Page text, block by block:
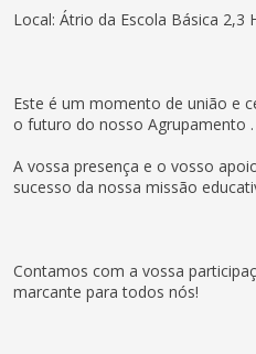
Local: Átrio da Escola Básica 2,3
Este é um momento de união e
o futuro do nosso Agrupamento .
A vossa presença e o vosso
sucesso da nossa missão
Contamos com a vossa
marcante para todos nós!